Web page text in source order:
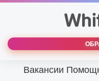
Вакансии